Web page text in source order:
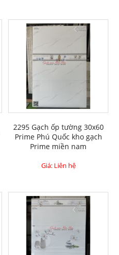
2295 Gạch ốp tường 30x60
Prime Phú Quốc kho gạch
Prime miền nam
Giá: Liên hệ